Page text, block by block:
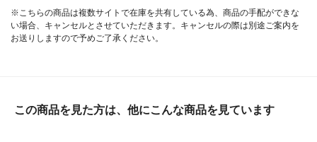
※こちらの商品は複数サイトで在庫を共有している為、商品の手配ができな
い場合、キャンセルとさせていただきます。キャンセルの際は別途ご案内を
お送りしますので予めご了承ください。
この商品を見た方は、他にこんな商品を見ています